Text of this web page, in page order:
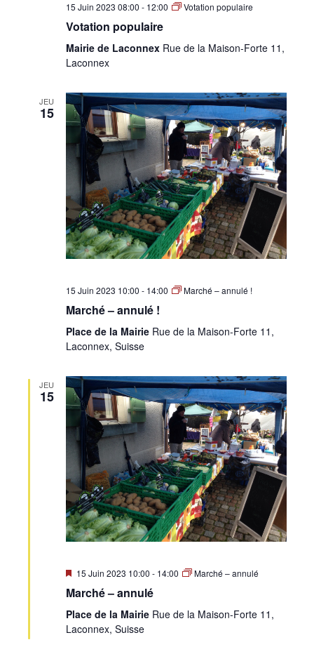
15 Juin 2023 08:00 - 12:00 Votation populaire
Votation populaire
Mairie de Laconnex Rue de la Maison-Forte 11,
Laconnex
JEU
15
15 Juin 2023 10:00 - 14:00 Marché – annulé !
Marché – annulé !
Place de la Mairie Rue de la Maison-Forte 11,
Laconnex, Suisse
JEU
15
Mis
avant
15 Juin 2023 10:00 - 14:00 Marché – annulé
Marché – annulé
Place de la Mairie Rue de la Maison-Forte 11,
Laconnex, Suisse